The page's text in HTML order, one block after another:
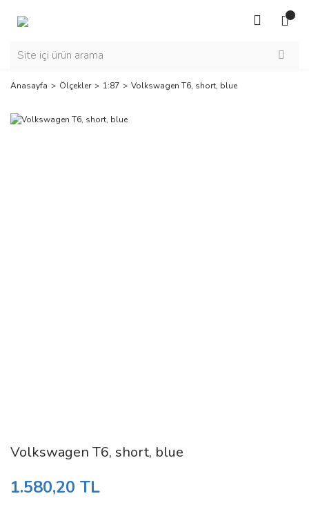
Anasayfa Ölçekler 1:87 Volkswagen T6, short, blue
Volkswagen T6, short, blue
1.580,20 TL